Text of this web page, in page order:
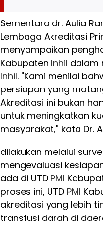
Sementara dr. Aulia
Lembaga Akreditasi
menyampaikan
Kabupaten Inhil dalam
Inhil. "Kami menilai
persiapan yang
Akreditasi ini bukan
untuk meningkatkan
masyarakat," kata Dr.
dilakukan melalui
mengevaluasi
ada di UTD PMI
proses ini, UTD PMI
akreditasi yang lebih
transfusi darah di